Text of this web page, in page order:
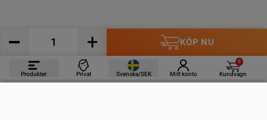
KÖP NU
Produkter Privat Svenska/SEK Mitt konto
0
Kundvagn